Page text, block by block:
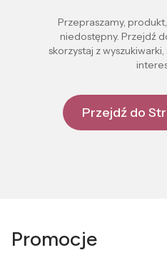
Przepraszamy,
niedostępny. Przejdź
skorzystaj z
Przejdź do
Promocje